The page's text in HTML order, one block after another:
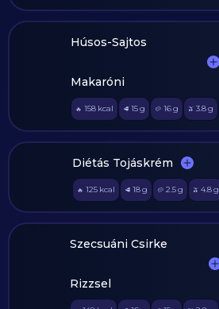
Húsos-Sajtos
Makaróni
🔥 158 kcal 🥩 15g 🥔 16g 🫒 3.8g
Diétás Tojáskrém
🔥 125 kcal 🥩 18g 🥔 2.5g 🫒 4.8g
Szecsuáni Csirke
Rizzsel